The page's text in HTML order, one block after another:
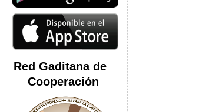
Red Gaditana de
Cooperación